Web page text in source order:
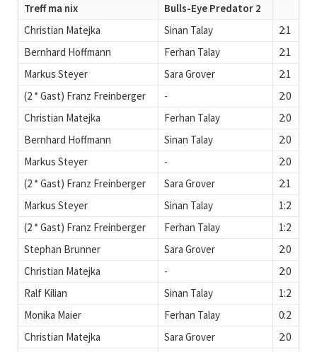
Treff ma nix
Bulls-Eye Predator 2
Christian Matejka
Sinan Talay
2:1
Bernhard Hoffmann
Ferhan Talay
2:1
Markus Steyer
Sara Grover
2:1
(2 * Gast) Franz Freinberger
-
2:0
Christian Matejka
Ferhan Talay
2:0
Bernhard Hoffmann
Sinan Talay
2:0
Markus Steyer
-
2:0
(2 * Gast) Franz Freinberger
Sara Grover
2:1
Markus Steyer
Sinan Talay
1:2
(2 * Gast) Franz Freinberger
Ferhan Talay
1:2
Stephan Brunner
Sara Grover
2:0
Christian Matejka
-
2:0
Ralf Kilian
Sinan Talay
1:2
Monika Maier
Ferhan Talay
0:2
Christian Matejka
Sara Grover
2:0